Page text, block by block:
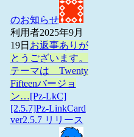
のお知らせ
利用者2025年9月
19日 お返事ありが
とうございます。
テーマは Twenty
Fifteenバージョ
ン…[Pz-LkC]
[2.5.7]Pz-LinkCard
ver2.5.7 リリース